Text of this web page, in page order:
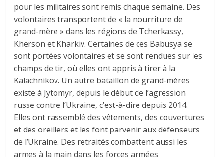
pour les militaires sont remis chaque semaine. Des
volontaires transportent de « la nourriture de
grand-mère » dans les régions de Tcherkassy,
Kherson et Kharkiv. Certaines de ces Babusya se
sont portées volontaires et se sont rendues sur les
champs de tir, où elles ont appris à tirer à la
Kalachnikov. Un autre bataillon de grand-mères
existe à Jytomyr, depuis le début de l’agression
russe contre l’Ukraine, c’est-à-dire depuis 2014.
Elles ont rassemblé des vêtements, des couvertures
et des oreillers et les font parvenir aux défenseurs
de l’Ukraine. Des retraités combattent aussi les
armes à la main dans les forces armées